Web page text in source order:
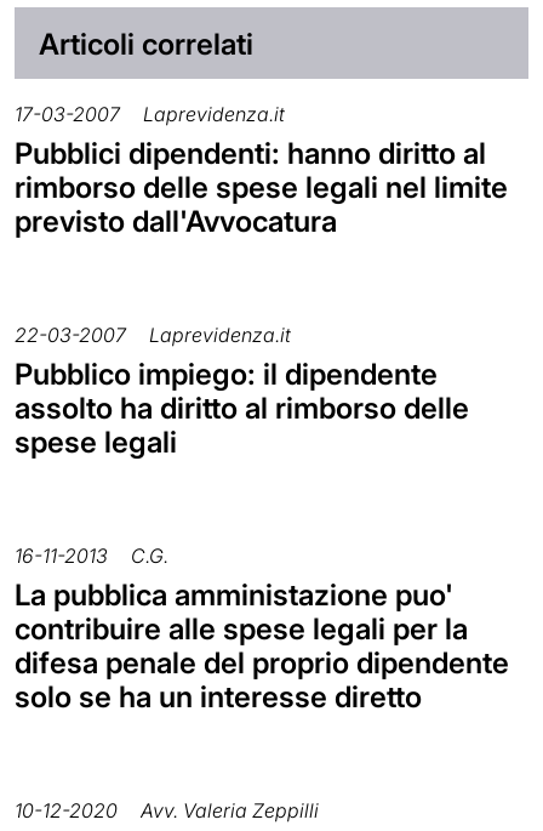
Articoli correlati
17-03-2007 Laprevidenza.it
Pubblici dipendenti: hanno diritto al
rimborso delle spese legali nel limite
previsto dall'Avvocatura
22-03-2007 Laprevidenza.it
Pubblico impiego: il dipendente
assolto ha diritto al rimborso delle
spese legali
16-11-2013 C.G.
La pubblica amministazione puo'
contribuire alle spese legali per la
difesa penale del proprio dipendente
solo se ha un interesse diretto
10-12-2020 Avv. Valeria Zeppilli